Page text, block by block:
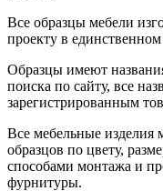
Все образцы мебели
проекту в единственном
Образцы имеют
поиска по сайту, все
зарегистрированным
Все мебельные изделия
образцов по цвету,
способами монтажа и
фурнитуры.